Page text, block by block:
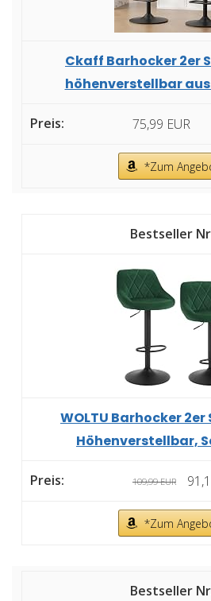
Ckaff Barhocker 2er
höhenverstellbar aus
75,99 EUR
*Zum
WOLTU Barhocker
Höhenverstellbar,
109,99 EUR
*Zum